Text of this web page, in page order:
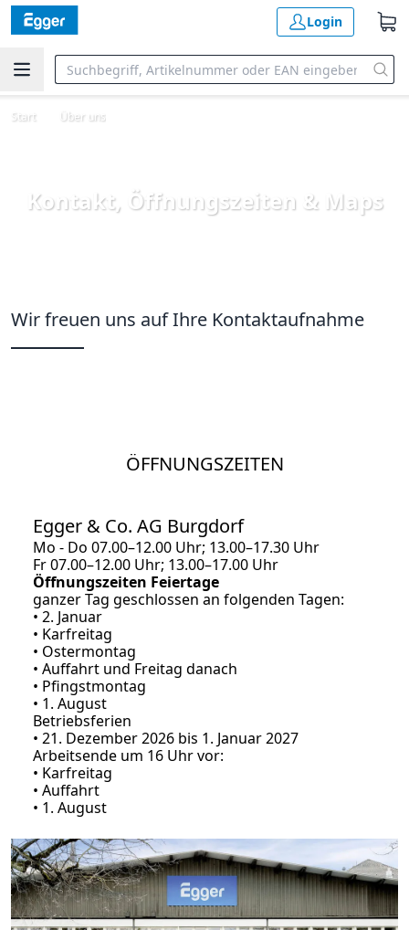
Login
Start Über uns
Kontakt, Öffnungszeiten & Maps
Wir freuen uns auf Ihre Kontaktaufnahme
ÖFFNUNGSZEITEN
Egger & Co. AG Burgdorf
Mo - Do 07.00–12.00 Uhr; 13.00–17.30 Uhr
Fr 07.00–12.00 Uhr; 13.00–17.00 Uhr
Öffnungszeiten Feiertage
ganzer Tag geschlossen an folgenden Tagen:
• 2. Januar
• Karfreitag
• Ostermontag
• Auffahrt und Freitag danach
• Pfingstmontag
• 1. August
Betriebsferien
• 21. Dezember 2026 bis 1. Januar 2027
Arbeitsende um 16 Uhr vor:
• Karfreitag
• Auffahrt
• 1. August